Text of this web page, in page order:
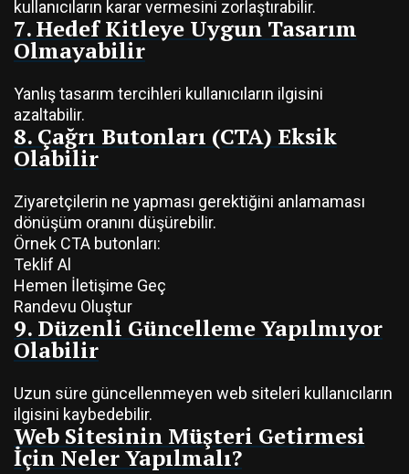
kullanıcıların karar vermesini zorlaştırabilir.
7. Hedef Kitleye Uygun Tasarım
Olmayabilir
Yanlış tasarım tercihleri kullanıcıların ilgisini
azaltabilir.
8. Çağrı Butonları (CTA) Eksik
Olabilir
Ziyaretçilerin ne yapması gerektiğini anlamaması
dönüşüm oranını düşürebilir.
Örnek CTA butonları:
Teklif Al
Hemen İletişime Geç
Randevu Oluştur
9. Düzenli Güncelleme Yapılmıyor
Olabilir
Uzun süre güncellenmeyen web siteleri kullanıcıların
ilgisini kaybedebilir.
Web Sitesinin Müşteri Getirmesi
İçin Neler Yapılmalı?